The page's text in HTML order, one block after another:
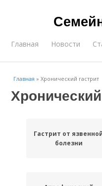
Главная Новости
Главная »Хронический гастрит
Гастрит от
болезни